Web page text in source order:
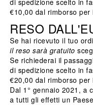
di spedizione scelto in
€10,00 dal rimborso
RESO
Se hai ricevuto il tuo
il reso sarà gratuito
Se richiederai il
di spedizione scelto in
€20,00 dal rimborso
Dal 1° gennaio 2021, a
a tutti gli effetti un